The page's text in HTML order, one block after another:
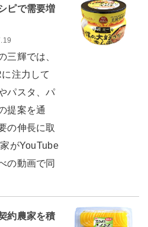
ピで需要増
輝では、
注力して
パスタ、パ
提案を通
の伸長に取
がYouTube
の動画で同
約農家を積